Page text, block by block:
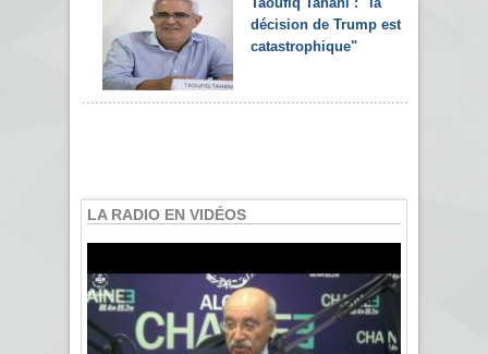
décision de Trump est
catastrophique"
LA RADIO EN VIDÉOS